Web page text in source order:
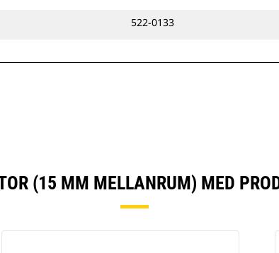
522-0133
(15 MM MELLANRUM) MED